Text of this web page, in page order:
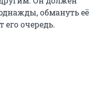
обмануть её
его очередь.